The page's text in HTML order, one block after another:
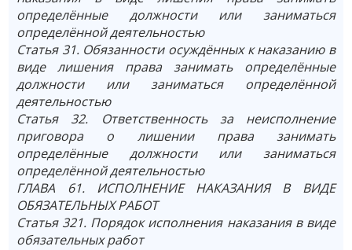
определённые должности или заниматься
определённой деятельностью
Статья 31. Обязанности осуждённых к наказанию в
виде лишения права занимать определённые
должности или заниматься определённой
деятельностью
Статья 32. Ответственность за неисполнение
приговора о лишении права занимать
определённые должности или заниматься
определённой деятельностью
ГЛАВА 61. ИСПОЛНЕНИЕ НАКАЗАНИЯ В ВИДЕ
ОБЯЗАТЕЛЬНЫХ РАБОТ
Статья 321. Порядок исполнения наказания в виде
обязательных работ